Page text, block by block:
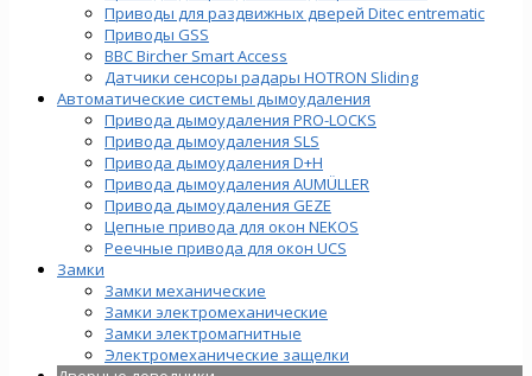
Приводы для раздвижных дверей Ditec entrematic
Приводы GSS
BBC Bircher Smart Access
Датчики сенсоры радары HOTRON Sliding
Автоматические системы дымоудаления
Привода дымоудаления PRO-LOCKS
Привода дымоудаления SLS
Привода дымоудаления D+H
Привода дымоудаления AUMÜLLER
Привода дымоудаления GEZE
Цепные привода для окон NEKOS
Реечные привода для окон UСS
Замки
Замки механические
Замки электромеханические
Замки электромагнитные
Электромеханические защелки